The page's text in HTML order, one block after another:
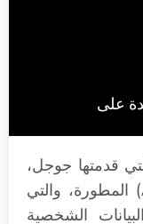
قدمتها جوجل،
نجد أداة “الملء التلقائي” (Autofill) المطورة، والتي
الشخصية